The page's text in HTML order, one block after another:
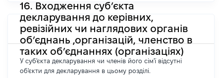
16. Входження суб’єкта
декларування до керівних,
ревізійних чи наглядових органів
об’єднань ,організацій, членство в
таких об’єднаннях (організаціях)
У суб'єкта декларування чи членів його сім'ї відсутні
об'єкти для декларування в цьому розділі.